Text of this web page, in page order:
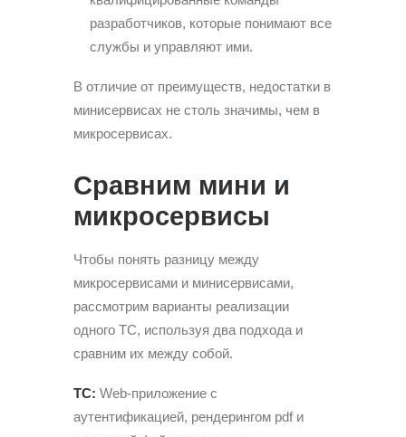
разработчиков, которые понимают все
службы и управляют ими.
В отличие от преимуществ, недостатки в
минисервисах не столь значимы, чем в
микросервисах.
Сравним мини и
микросервисы
Чтобы понять разницу между
микросервисами и минисервисами,
рассмотрим варианты реализации
одного ТС, используя два подхода и
сравним их между собой.
ТС: Web-приложение с
аутентификацией, рендерингом pdf и